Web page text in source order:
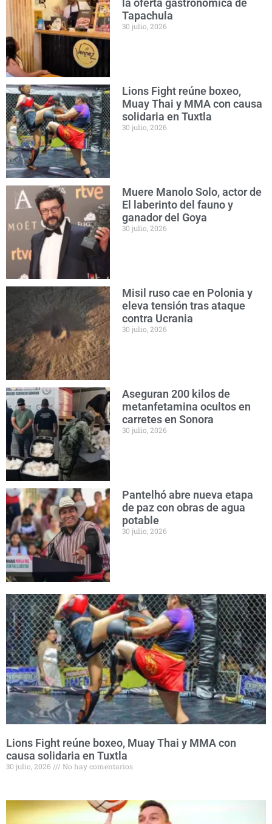
Tapachula
30 julio, 2026
Lions Fight reúne boxeo,
Muay Thai y MMA con causa
solidaria en Tuxtla
30 julio, 2026
Muere Manolo Solo, actor de
El laberinto del fauno y
ganador del Goya
30 julio, 2026
Misil ruso cae en Polonia y
eleva tensión tras ataque
contra Ucrania
30 julio, 2026
Aseguran 200 kilos de
metanfetamina ocultos en
carretes en Sonora
30 julio, 2026
Pantelhó abre nueva etapa
de paz con obras de agua
potable
30 julio, 2026
Lions Fight reúne boxeo, Muay Thai y MMA con
causa solidaria en Tuxtla
30 julio, 2026 No hay comentarios